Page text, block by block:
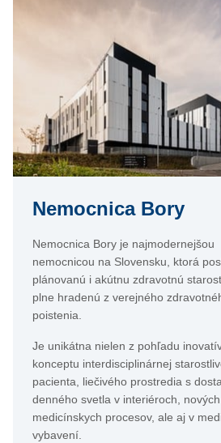
Nemocnica Bory
Nemocnica Bory je najmodernejšou
nemocnicou na Slovensku, ktorá
plánovanú i akútnu zdravotnú
plne hradenú z verejného
poistenia.
Je unikátna nielen z pohľadu
konceptu interdisciplinárnej
pacienta, liečivého prostredia s
denného svetla v interiéroch, nových
medicínskych procesov, ale aj v
vybavení.